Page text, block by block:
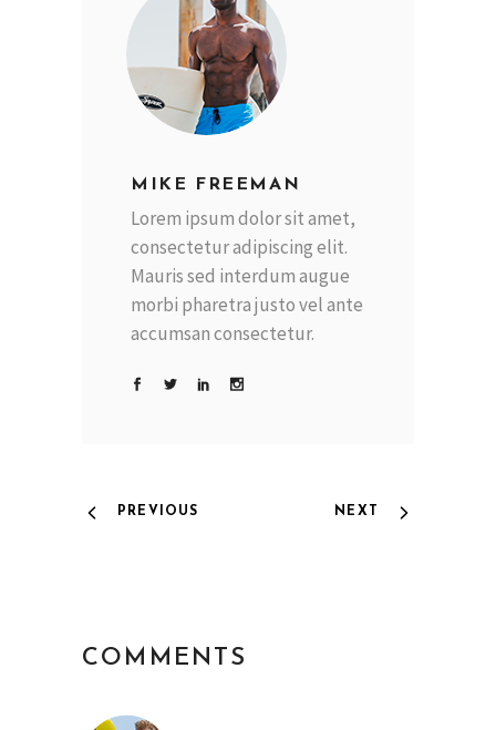
MIKE FREEMAN
Lorem ipsum dolor sit amet,
consectetur adipiscing elit.
Mauris sed interdum augue
morbi pharetra justo vel ante
accumsan consectetur.
PREVIOUS NEXT
COMMENTS